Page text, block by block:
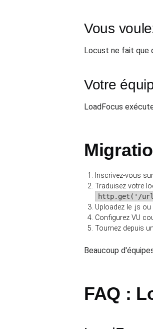
Vous
Locust ne fait que
Votre
LoadFocus
Inscrivez-vous sur
Traduisez votre
http.get('/
Uploadez le .js
Configurez VU
Tournez depuis
Beaucoup
FAQ :